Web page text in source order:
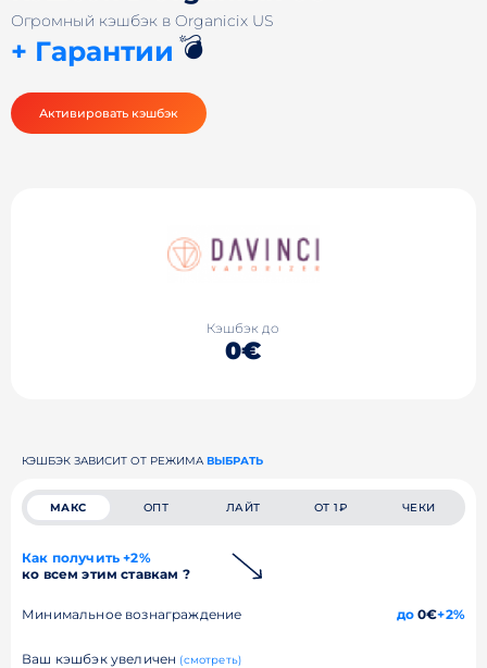
Огромный кэшбэк в Organicix US
+ Гарантии 💣
Активировать кэшбэк
Кэшбэк до
0€
КЭШБЭК ЗАВИСИТ ОТ РЕЖИМА ВЫБРАТЬ
МАКС ОПТ ЛАЙТ ОТ 1₽ ЧЕКИ
Как получить +2%
ко всем этим ставкам ?
Минимальное вознаграждение до0€+2%
Ваш кэшбэк увеличен (смотреть)